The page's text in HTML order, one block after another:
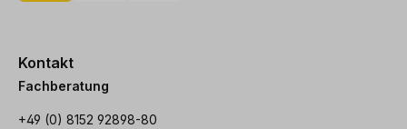
Kontakt
Fachberatung
+49 (0) 8152 92898-80